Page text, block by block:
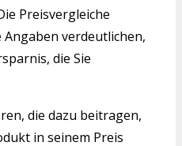
Preisvergleiche
verdeutlichen,
die Sie
die dazu beitragen,
in seinem Preis